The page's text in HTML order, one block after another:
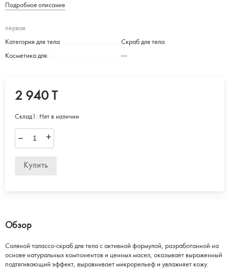
Подробное описание
первая
Категория для тела Скраб для тела
Косметика для: ---
2 940 T
Склад1: Нет в наличии
– +
Купить
Обзор
Соляной талассо-скраб для тела с активной формулой, разработанной на
основе натуральных компонентов и ценных масел, оказывает выраженный
подтягивающий эффект, выравнивает микрорельеф и увлажняет кожу.